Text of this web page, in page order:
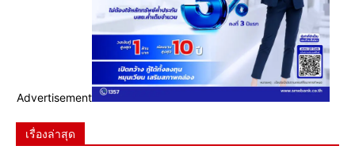
Advertisement
เรื่องล่าสุด